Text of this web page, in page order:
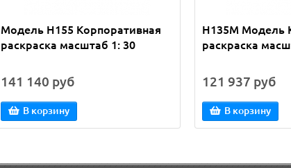
Модель H155 Корпоративная
раскраска масштаб 1: 30
141 140 руб
В корзину
H135M Модель
раскраска
121 937 руб
В корзину